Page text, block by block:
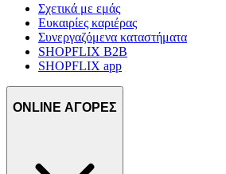
Σχετικά με εμάς
Ευκαιρίες καριέρας
Συνεργαζόμενα καταστήματα
SHOPFLIX B2B
SHOPFLIX app
ONLINE ΑΓΟΡΕΣ